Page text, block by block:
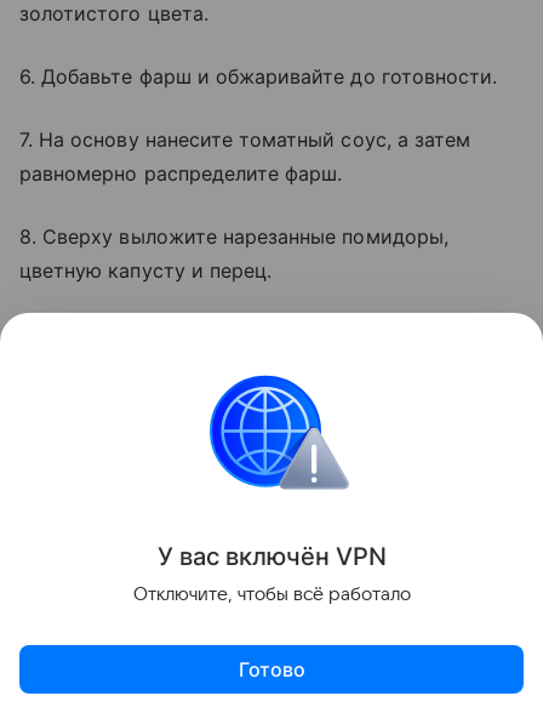
золотистого цвета.
6. Добавьте фарш и обжаривайте до готовности.
7. На основу нанесите томатный соус, а затем
равномерно распределите фарш.
8. Сверху выложите нарезанные помидоры,
цветную капусту и перец.
как сыр расплавится.
6. Пицца с сыром из кабачков
У вас включён VPN
Отключите, чтобы всё работало
Готово